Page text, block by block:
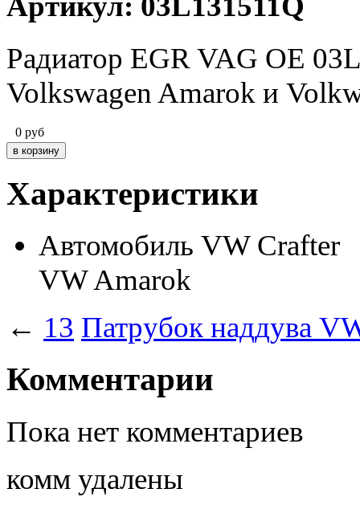
Радиатор EGR VAG OE
Volkswagen Amarok и
0 руб
Характеристики
Автомобиль VW Crafter
VW Amarok
← 13 Патрубок наддува
Комментарии
Пока нет комментариев
комм удалены